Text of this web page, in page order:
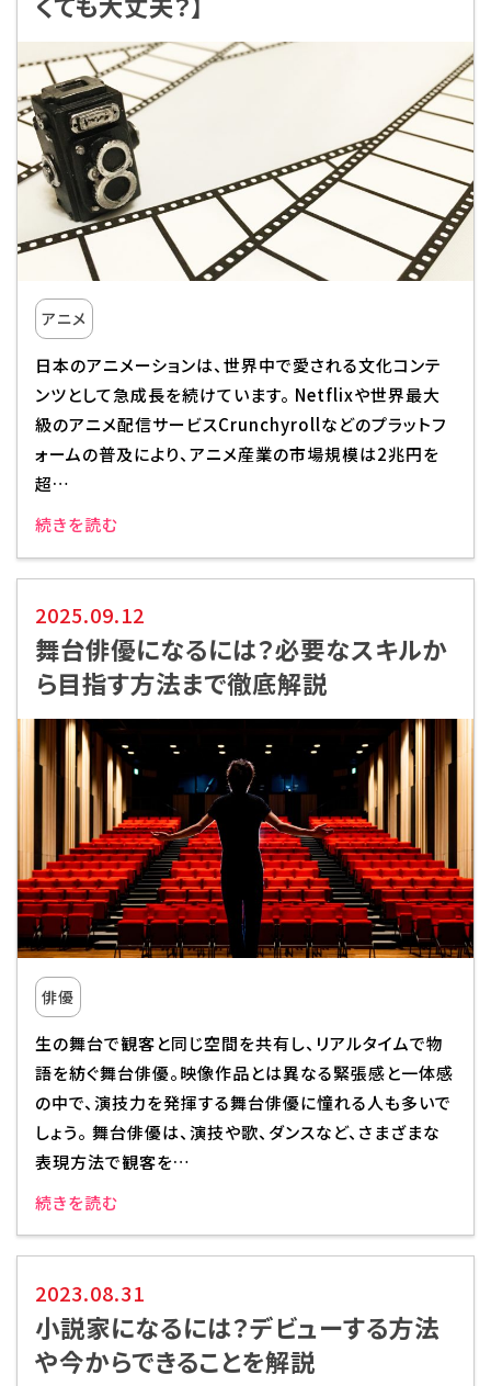
アニメ
日本のアニメーションは、世界中で愛される文化コンテ
ンツとして急成長を続けています。 Netflixや世界最大
級のアニメ配信サービスCrunchyrollなどのプラットフ
ォームの普及により、アニメ産業の市場規模は2兆円を
超…
続きを読む
2025.09.12
舞台俳優になるには？必要なスキルか
ら目指す方法まで徹底解説
俳優
生の舞台で観客と同じ空間を共有し、リアルタイムで物
語を紡ぐ舞台俳優。映像作品とは異なる緊張感と一体感
の中で、演技力を発揮する舞台俳優に憧れる人も多いで
しょう。 舞台俳優は、演技や歌、ダンスなど、さまざまな
表現方法で観客を…
続きを読む
2023.08.31
小説家になるには？デビューする方法
や今からできることを解説